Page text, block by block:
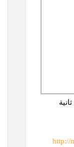
http://